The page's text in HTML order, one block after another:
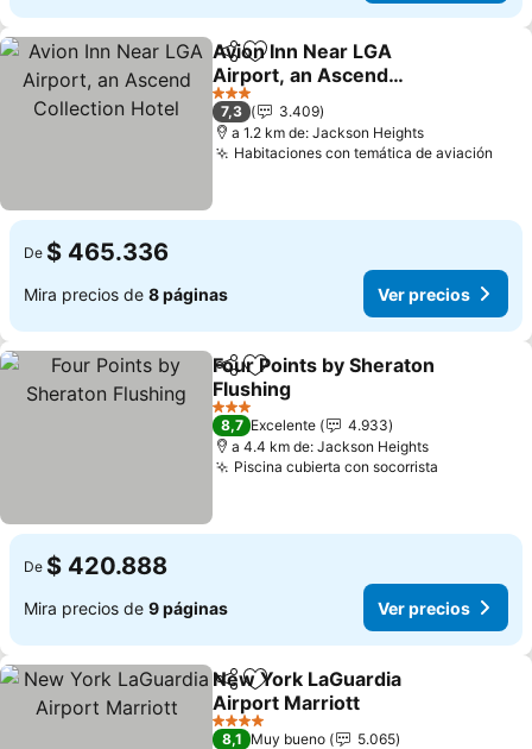
CompartirAgregar a favoritos
Avion Inn Near LGA
Airport, an Ascend
Collection Hotel
Ver precios
3 Estrellas
7,3
3.409
a 1.2 km de: Jackson Heights
Habitaciones con temática de aviación
De $ 465.336
Mira precios de 8 páginas Ver precios
CompartirAgregar a favoritos
Four Points by Sheraton
Flushing
Ver precios
3 Estrellas
8,7 Excelente
4.933
a 4.4 km de: Jackson Heights
Piscina cubierta con socorrista
De $ 420.888
Mira precios de 9 páginas Ver precios
CompartirAgregar a favoritos
New York LaGuardia
Airport Marriott
Ver precios
4 Estrellas
8,1 Muy bueno
5.065